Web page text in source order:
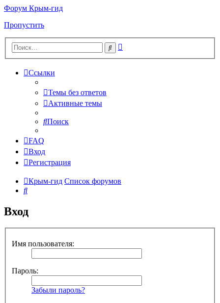
Форум Крым-гид
Пропустить
Поиск
Ссылки
Темы без ответов
Активные темы
Поиск
FAQ
Вход
Регистрация
Крым-гид Список форумов
Поиск
Вход
Имя пользователя:
Пароль:
Забыли пароль?